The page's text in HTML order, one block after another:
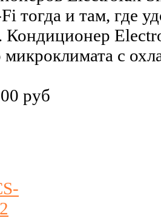
тогда и там, где
Кондиционер
с
руб